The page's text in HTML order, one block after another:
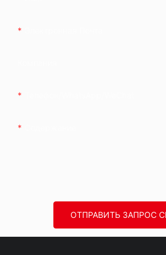
ОТПРАВИТЬ ЗАПРОС